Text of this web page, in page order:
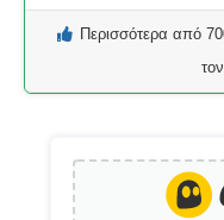
Περισσότερα από